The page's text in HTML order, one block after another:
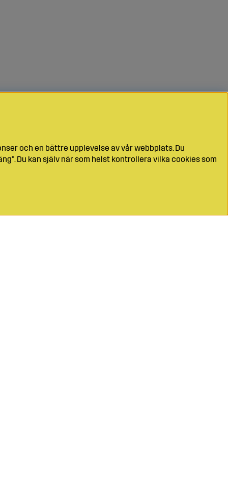
och en bättre upplevelse av vår webbplats. Du
Du kan själv när som helst kontrollera vilka cookies som